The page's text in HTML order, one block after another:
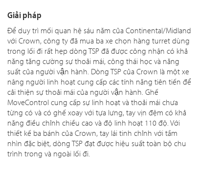
Giải pháp
Để duy trì mối quan hệ sáu năm của Continental/Midland
với Crown, công ty đã mua ba xe chọn hàng turret dùng
trong lối đi rất hẹp dòng TSP đã được công nhận có khả
năng tăng cường sự thoải mái, công thái học và năng
suất của người vận hành. Dòng TSP của Crown là một xe
nâng người linh hoạt cung cấp các tính năng tiên tiến để
cải thiện sự thoải mái của người vận hành. Ghế
MoveControl cung cấp sự linh hoạt và thoải mái chưa
từng có và có ghế xoay với tựa lưng, tay vịn đệm có khả
năng điều chỉnh chiều cao và độ linh hoạt 110 độ. Với
thiết kế ba bánh của Crown, tay lái tinh chỉnh với tầm
nhìn đặc biệt, dòng TSP đạt được hiệu suất toàn bộ chu
trình trong và ngoài lối đi.